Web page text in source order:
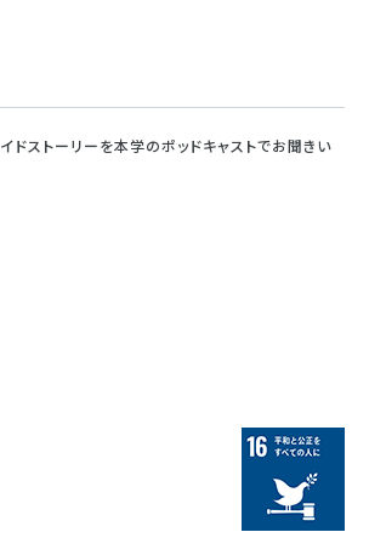
ドストーリーを本学のポッドキャストでお聞きい